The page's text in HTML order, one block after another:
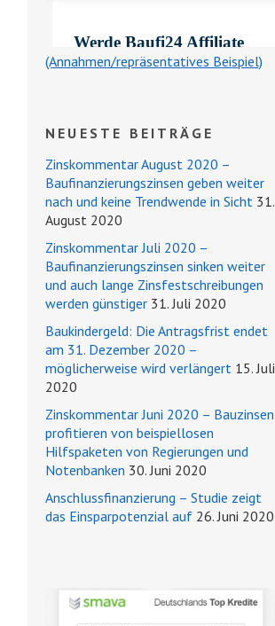
(Annahmen/repräsentatives Beispiel)
NEUESTE BEITRÄGE
Zinskommentar August 2020 –
Baufinanzierungszinsen geben weiter
nach und keine Trendwende in Sicht 31.
August 2020
Zinskommentar Juli 2020 –
Baufinanzierungszinsen sinken weiter
und auch lange Zinsfestschreibungen
werden günstiger 31. Juli 2020
Baukindergeld: Die Antragsfrist endet
am 31. Dezember 2020 –
möglicherweise wird verlängert 15. Juli
2020
Zinskommentar Juni 2020 – Bauzinsen
profitieren von beispiellosen
Hilfspaketen von Regierungen und
Notenbanken 30. Juni 2020
Anschlussfinanzierung – Studie zeigt
das Einsparpotenzial auf 26. Juni 2020